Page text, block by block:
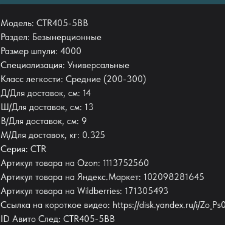
Модель: CTR405-5BB
Раздел: Безынерционные
Размер шпули: 4000
Специализация: Универсальные
Класс легкости: Средние (200-300)
Д/Для доставок, см: 14
Ш/Для доставок, см: 13
В/Для доставок, см: 9
М/Для доставок, кг: 0.325
Серия: CTR
Артикул товара на Ozon: 1113752560
Артикул товара на Яндекс.Маркет: 102098281645
Артикул товара на Wildberries: 171305493
Ссылка на короткое видео: https://disk.yandex.ru/i/
ID Авито След: CTR405-5BB